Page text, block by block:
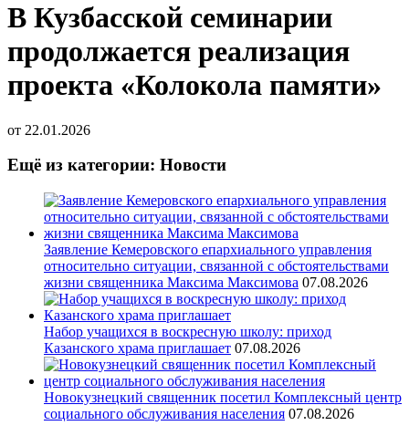
В Кузбасской семинарии
продолжается реализация
проекта «Колокола памяти»
от 22.01.2026
Ещё из категории: Новости
Заявление Кемеровского епархиального управления
относительно ситуации, связанной с обстоятельствами
жизни священника Максима Максимова 07.08.2026
Набор учащихся в воскресную школу: приход
Казанского храма приглашает 07.08.2026
Новокузнецкий священник посетил Комплексный центр
социального обслуживания населения 07.08.2026